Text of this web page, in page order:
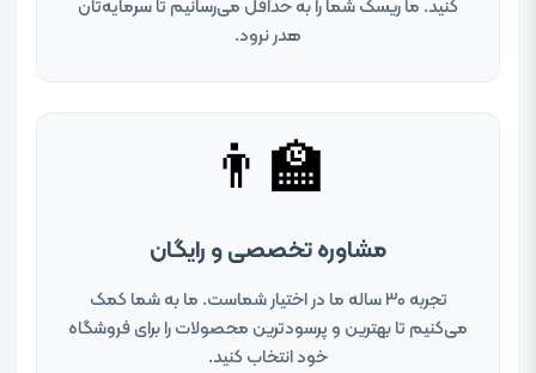
کنید. ما ریسک شما را به حداقل می‌رسانیم تا سرمایه‌تان
هدر نرود.
👨‍🏫
مشاوره تخصصی و رایگان
تجربه ۳۰ ساله ما در اختیار شماست. ما به شما کمک
می‌کنیم تا بهترین و پرسودترین محصولات را برای فروشگاه
خود انتخاب کنید.